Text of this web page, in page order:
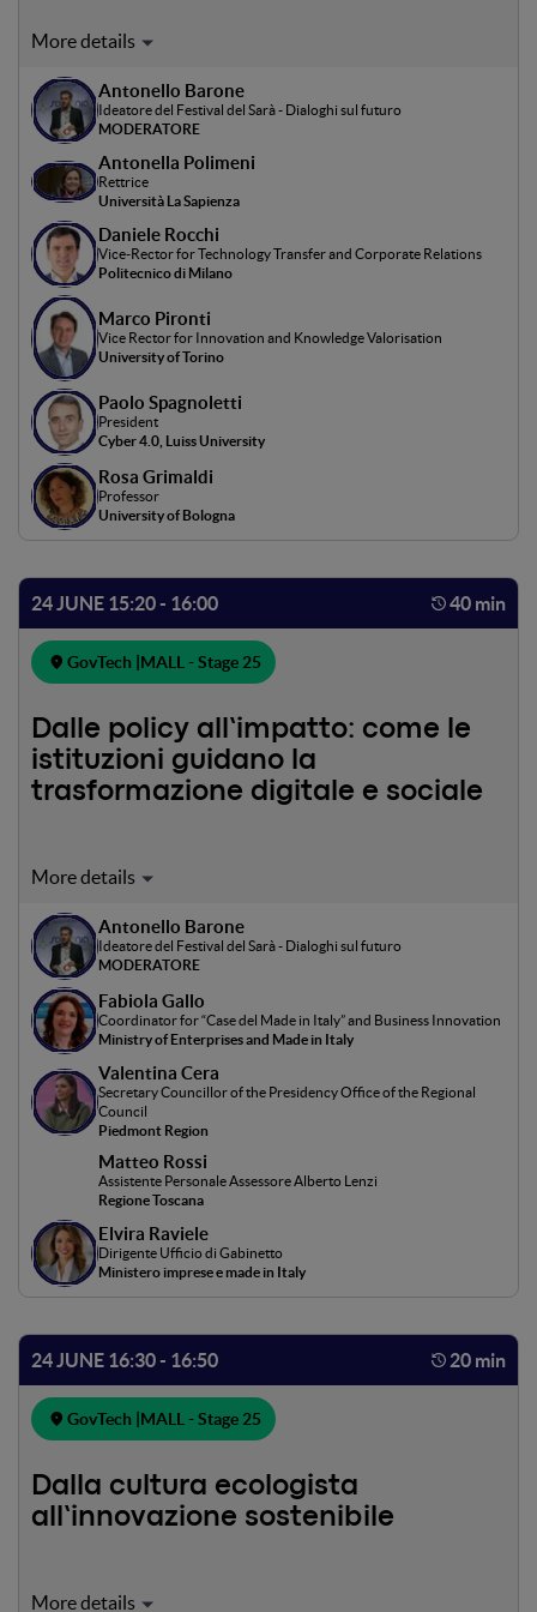
L’intelligenza artificiale sta ridefinendo profondamente il
percorsi formativi e sulle competenze richieste dal
mercato. In questo scenario, gli atenei sono chiamati a
ripensare il proprio posizionamento come attori centrali
negli ecosistemi dell’innovazione, capaci di formare nuove
professionalità e di guidare lo sviluppo tecnologico. Il
panel mette a confronto due prospettive di vertice per
analizzare come cambiano didattica, ricerca e
collaborazione con le imprese, e quali sfide attendono il
sistema universitario nel contesto dell’evoluzione
dell’AI.Modera: Antonello Barone
Antonello Barone
Ideatore del Festival del Sarà - Dialoghi sul futuro
MODERATORE
Antonella Polimeni
Rettrice
Università La Sapienza
Daniele Rocchi
Vice-Rector for Technology Transfer and Corporate Relations
Politecnico di Milano
Marco Pironti
Vice Rector for Innovation and Knowledge Valorisation
University of Torino
Paolo Spagnoletti
President
Cyber 4.0, Luiss University
Rosa Grimaldi
Professor
University of Bologna
24 JUNE 15:20 - 16:00 40 min
GovTech | MALL - Stage 25
Dalle policy all’impatto: come le
istituzioni guidano la
trasformazione digitale e sociale
Le Regioni sono oggi tra i principali attori
chiamate a tradurre strategie e indirizzi in interventi
concreti su digitale, lavoro e inclusione sociale. In questo
scenario, la sfida non è più solo definire policy, ma
misurarne l’impatto reale sui territori e sui cittadini,
integrando innovazione tecnologica e welfare. Il panel
mette a confronto esperienze e approcci diversi per
analizzare come le amministrazioni regionali stanno
guidando la trasformazione digitale e sociale, tra
attuazione, risultati e modelli replicabili.Modera:
Antonello Barone
Antonello Barone
Ideatore del Festival del Sarà - Dialoghi sul futuro
MODERATORE
Fabiola Gallo
Coordinator for “Case del Made in Italy” and Business Innovation
Ministry of Enterprises and Made in Italy
Valentina Cera
Secretary Councillor of the Presidency Office of the Regional
Council
Piedmont Region
Matteo Rossi
Assistente Personale Assessore Alberto Lenzi
Regione Toscana
Elvira Raviele
Dirigente Ufficio di Gabinetto
Ministero imprese e made in Italy
24 JUNE 16:30 - 16:50 20 min
GovTech | MALL - Stage 25
Dalla cultura ecologista
all’innovazione sostenibile
Una fireside chat dedicata al rapporto tra transizione